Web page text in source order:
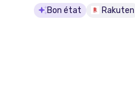
Bon état Rakuten